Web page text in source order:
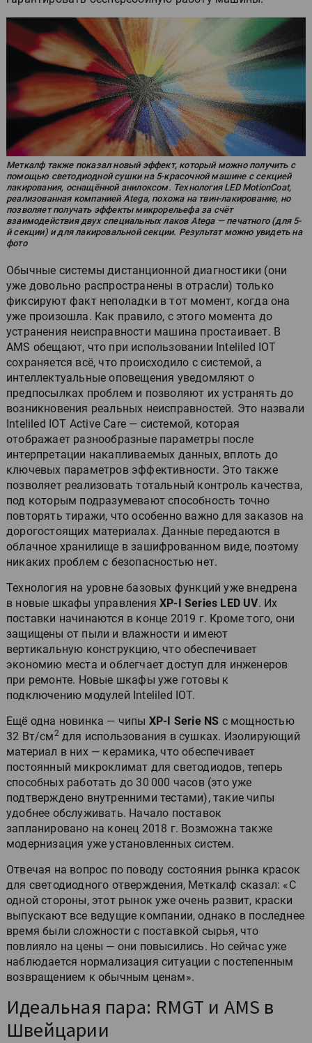
Меткалф также показал новый эффект, который можно получить с
помощью светодиодной сушки на 5-красочной машине с секцией
лакирования, оснащённой анилоксом. Технология LED MotionCoat,
реализованная компанией Atega, похожа на твин-лакирование, но
позволяет получать эффекты микрорельефа за счёт
взаимодействия двух специальных лаков Atega — печатного (для 5-
й секции) и для лакировальной секции. Результат можно увидеть на
фото
Обычные системы дистанционной диагностики (они
уже довольно распространены в отрасли) только
фиксируют факт неполадки в тот момент, когда она
уже произошла. Как правило, с этого момента до
устранения неисправности машина простаивает. В
AMS обещают, что при использовании Inteliled IOT
сохраняется всё, что происходило с системой, а
интеллектуальные оповещения уведомляют о
предпосылках проблем и позволяют их устранять до
возникновения реальных неисправностей. Это назвали
Inteliled IOT Active Care — системой, которая
отображает разнообразные параметры после
интерпретации накапливаемых данных, вплоть до
ключевых параметров эффективности. Это также
позволяет реализовать тотальный контроль качества,
под которым подразумевают способность точно
повторять тиражи, что особенно важно для заказов на
дорогостоящих материалах. Данные передаются в
облачное хранилище в зашифрованном виде, поэтому
никаких проблем с безопасностью нет.
Технология на уровне базовых функций уже внедрена
в новые шкафы управления XP-I Series LED UV. Их
поставки начинаются в конце 2019 г. Кроме того, они
защищены от пыли и влажности и имеют
вертикальную конструкцию, что обеспечивает
экономию места и облегчает доступ для инженеров
при ремонте. Новые шкафы уже готовы к
подключению модулей Inteliled IOT.
Ещё одна новинка — чипы XP-I Serie NS с мощностью
32 Вт/см2для использования в сушках. Изолирующий
материал в них — керамика, что обеспечивает
постоянный микроклимат для светодиодов, теперь
способных работать до 30 000 часов (это уже
подтверждено внутренними тестами), такие чипы
удобнее обслуживать. Начало поставок
запланировано на конец 2018 г. Возможна также
модернизация уже установленных систем.
Отвечая на вопрос по поводу состояния рынка красок
для светодиодного отверждения, Меткалф сказал: «С
одной стороны, этот рынок уже очень развит, краски
выпускают все ведущие компании, однако в последнее
время были сложности с поставкой сырья, что
повлияло на цены — они повысились. Но сейчас уже
наблюдается нормализация ситуации с постепенным
возвращением к обычным ценам».
Идеальная пара: RMGT и AMS в
Швейцарии